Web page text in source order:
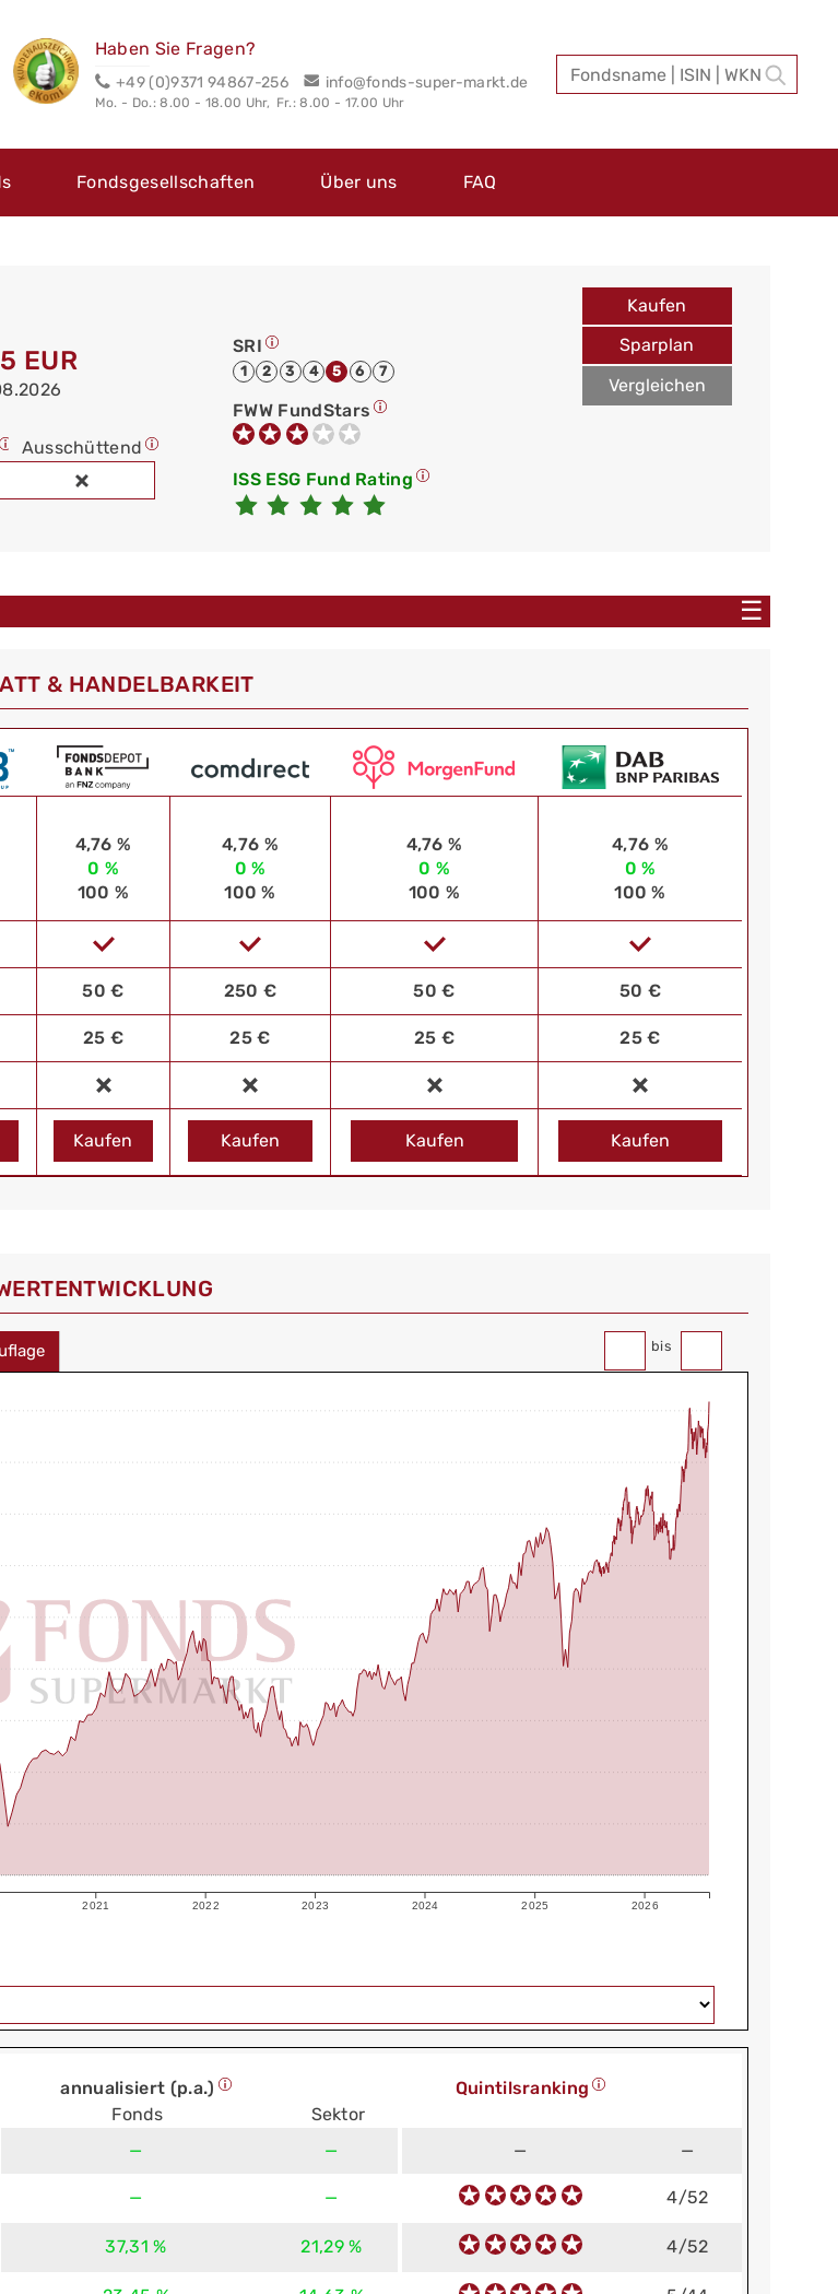
Haben Sie Fragen?
+49 (0)9371 94867-256 info@fonds-super-markt.de
Mo. - Do.: 8.00 - 18.00 Uhr, Fr.: 8.00 - 17.00 Uhr
Fondsgesellschaften Über uns FAQ
EUR
Ausschüttend
SRI
1 2 3 4 5 6 7
FWW FundStars
ISS ESG Fund Rating
Kaufen
Sparplan
Vergleichen
☰
& HANDELBARKEIT
4,76 % 4,76 % 4,76 %
4,76 %
0 % 0 % 0 %
0 %
100 % 100 % 100 % 100 %
50 € 250 € 50 € 50 €
25 € 25 € 25 € 25 €
Kaufen Kaufen Kaufen Kaufen
bis
2021 2022 2023 2024 2025 2026
annualisiert (p.a.)
Fonds
Sektor
Quintilsranking
— — — —
— — 4/52
37,31 % 21,29 % 4/52